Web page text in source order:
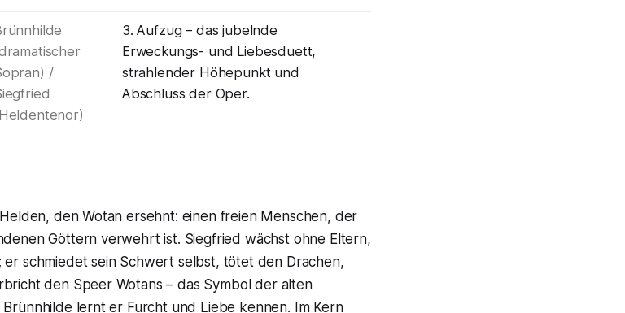
/
3. Aufzug – das jubelnde
Erweckungs- und Liebesduett,
strahlender Höhepunkt und
Abschluss der Oper.
den Wotan ersehnt: einen freien Menschen, der
Göttern verwehrt ist. Siegfried wächst ohne Eltern,
schmiedet sein Schwert selbst, tötet den Drachen,
den Speer Wotans – das Symbol der alten
lernt er Furcht und Liebe kennen. Im Kern